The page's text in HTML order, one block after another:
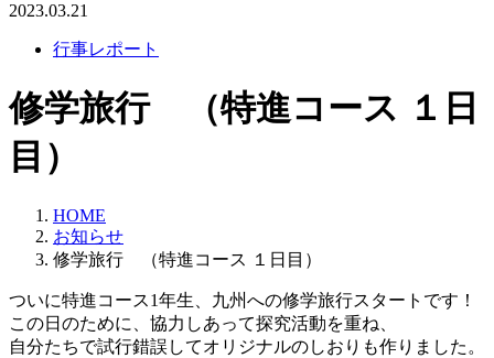
2023.03.21
行事レポート
修学旅行 （特進コース １日
目）
HOME
お知らせ
修学旅行 （特進コース １日目）
ついに特進コース1年生、九州への修学旅行スタートです！
この日のために、協力しあって探究活動を重ね、
自分たちで試行錯誤してオリジナルのしおりも作りました。